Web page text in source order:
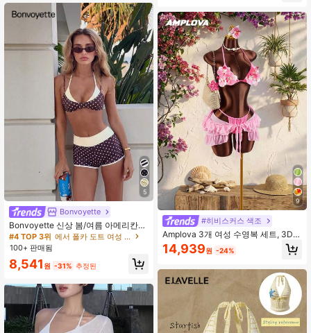
크-퍼플 릴리 플로럴 프린트 수영복,
딥 V넥 아이보리/크림 진주 장식, 셔링
허리 디테일, 조절 가능한 홀터넥 스트
랩, 열대 여름 해변 휴가, 풀 파티 및 로
맨틱 리조트 휴가, 섬 휴가 스타일에
5
Bonvoyette
Bonvoyette 신상 봄/여름 아메리칸
레트로 핑크 & 블루 카툰 도파민 정어
리 프린트 홀터 투피스 수영복 투피스
#4 TOP 3위
에서 폴카 도트 여성 비치웨어
100+ 판매됨
8,541 원 -31% 추정된
9
#히비스커스 색조
Amplova 3개 여성 수영복 세트, 3D
플로럴 컵, 나비 난초 컵, 솔리드 컬러
안감 및 프론트 타이 러플 헴 커버업
14,939원 -24%